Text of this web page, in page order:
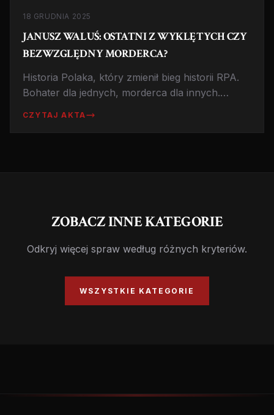
18 GRUDNIA 2025
JANUSZ WALUŚ: OSTATNI Z WYKLĘTYCH CZY
BEZWZGLĘDNY MORDERCA?
Historia Polaka, który zmienił bieg historii RPA.
Bohater dla jednych, morderca dla innych.
CZYTAJ AKTA
ZOBACZ INNE KATEGORIE
Odkryj więcej spraw według różnych kryteriów.
WSZYSTKIE KATEGORIE